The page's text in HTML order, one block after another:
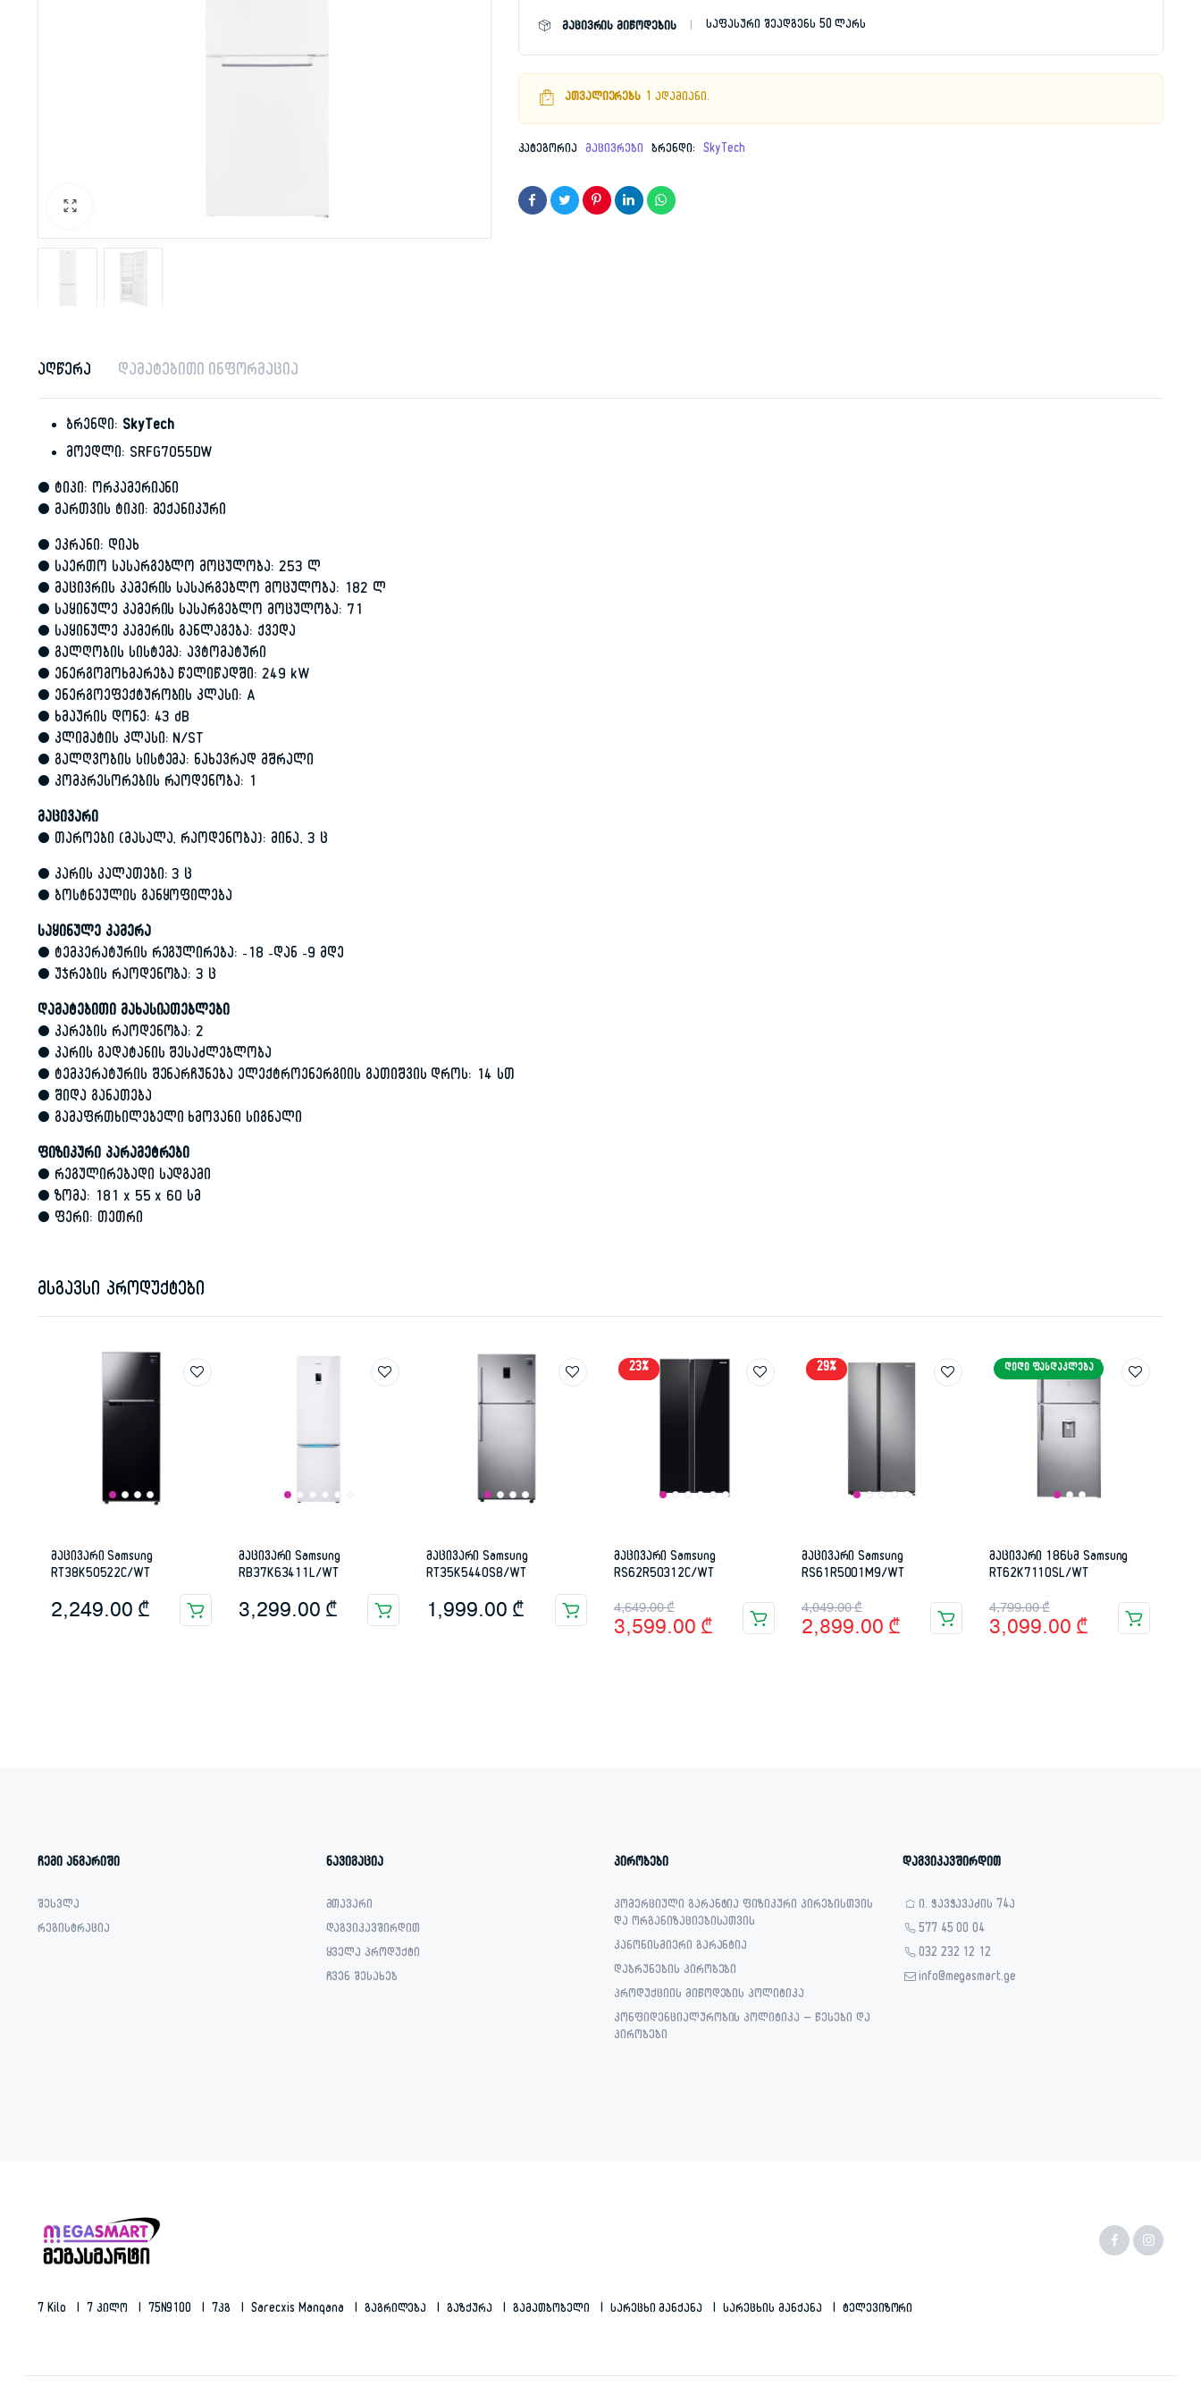
1,599.00 ₾.
749.00 ₾.
მაცივრის მიწოდების საფასური შეადგენს 50 ლარს
ათვალიერებს 1 ადამიანი.
კატეგორია მაცივრები ბრენდი: SkyTech
აღწერა დამატებითი ინფორმაცია
ბრენდი: SkyTech
მოედლი: SRFG7055DW
• ტიპი: ორკამერიანი
• მართვის ტიპი: მექანიკური
• ეკრანი: დიახ
• საერთო სასარგებლო მოცულობა: 253 ლ
• მაცივრის კამერის სასარგებლო მოცულობა: 182 ლ
• საყინულე კამერის სასარგებლო მოცულობა: 71
• საყინულე კამერის განლაგება: ქვედა
• გალღობის სისტემა: ავტომატური
• ენერგომოხმარება წელიწადში: 249 kW
• ენერგოეფექტურობის კლასი: A
• ხმაურის დონე: 43 dB
• კლიმატის კლასი: N/ST
• გალღვობის სისტემა: ნახევრად მშრალი
• კომპრესორების რაოდენობა: 1
მაცივარი
• თაროები (მასალა, რაოდენობა): მინა, 3 ც
• კარის კალათები: 3 ც
• ბოსტნეულის განყოფილება
საყინულე კამერა
• ტემპერატურის რეგულირება: -18 -დან -9 მდე
• უჯრების რაოდენობა: 3 ც
დამატებითი მახასიათებლები
• კარების რაოდენობა: 2
• კარის გადატანის შესაძლებლობა
• ტემპერატურის შენარჩუნება ელექტროენერგიის გათიშვის დროს: 14 სთ
• შიდა განათება
• გამაფრთხილებელი ხმოვანი სიგნალი
ფიზიკური პარამეტრები
• რეგულირებადი სადგამი
• ზომა: 181 x 55 x 60 სმ
• ფერი: თეთრი
მსგავსი პროდუქტები
მაცივარი Samsung
RT38K50522C/WT
2,249.00 ₾
მაცივარი Samsung
RB37K63411L/WT
3,299.00 ₾
მაცივარი Samsung
RT35K5440S8/WT
1,999.00 ₾
23%
მაცივარი Samsung
RS62R50312C/WT
4,649.00₾
Original
price
3,599.00 ₾
Current
price
29%
მაცივარი Samsung
RS61R5001M9/WT
4,049.00₾
Original
price
2,899.00 ₾
Current
price
ᲓᲘᲓᲘ ᲤᲐᲡᲓᲐᲙᲚᲔᲑᲐ
მაცივარი 186სმ Samsung
RT62K7110SL/WT
4,799.00₾
Original
price
3,099.00 ₾
Current
price
ჩემი ანგარიში
შესვლა
რეგისტრაცია
ნავიგაცია
მთავარი
დაგვიკავშირდით
ყველა პროდუქტი
ჩვენ შესახებ
პირობები
კომერციული გარანტია ფიზიკური პირებისთვის
და ორგანიზაციებისათვის
კანონისმიერი გარანტია
დაბრუნების პირობები
პროდუქციის მიწოდების პოლიტიკა
კონფიდენციალურობის პოლიტიკა – წესები და
პირობები
დაგვიკავშირდით
ი. ჭავჭავაძის 74ა
577 45 00 04
032 232 12 12
info@megasmart.ge
7 Kilo 7 Კილო 75N9100 7კგ Sarecxis Manqana Გაგრილება Გაზქურა Გამათბობელი Სარეცხი Მანქანა Სარეცხის Მანქანა Ტელევიზორი